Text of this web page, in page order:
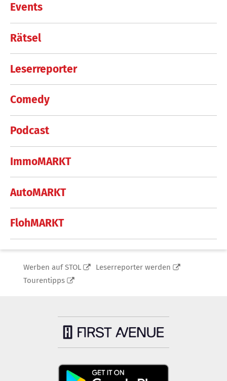
Events
Rätsel
Leserreporter
Comedy
Podcast
ImmoMARKT
AutoMARKT
FlohMARKT
Werben auf STOL
Leserreporter werden
Tourentipps